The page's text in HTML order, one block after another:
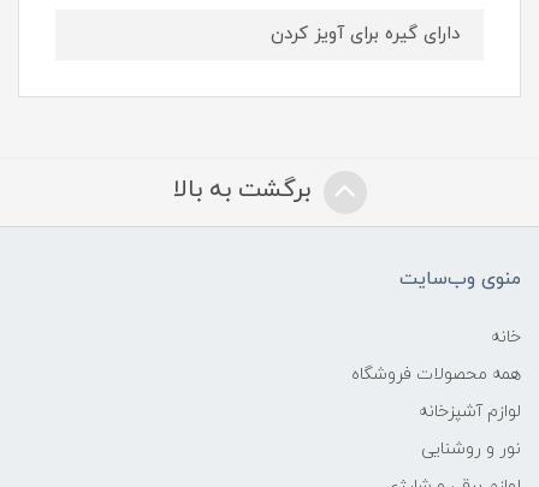
دارای گیره برای آویز کردن
برگشت به بالا
منوی وب‌سایت
خانه
همه محصولات فروشگاه
لوازم آشپزخانه
نور و روشنایی